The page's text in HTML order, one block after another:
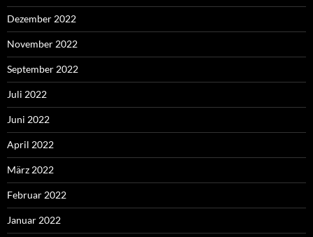
Dezember 2022
November 2022
September 2022
Juli 2022
Juni 2022
April 2022
März 2022
Februar 2022
Januar 2022